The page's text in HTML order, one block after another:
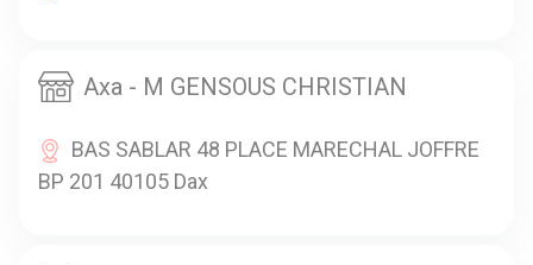
Axa - M GENSOUS CHRISTIAN
BAS SABLAR 48 PLACE MARECHAL JOFFRE
BP 201 40105 Dax